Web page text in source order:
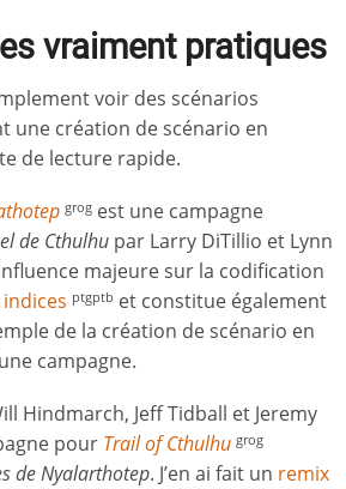
vraiment pratiques
voir des scénarios
une création de scénario en
de lecture rapide.
grog est une campagne
de Cthulhu par Larry DiTillio et Lynn
majeure sur la codification
ptgptb et constitue également
de la création de scénario en
campagne.
Hindmarch, Jeff Tidball et Jeremy
pour Trail of Cthulhu grog
de Nyalarthotep. J’en ai fait un remix